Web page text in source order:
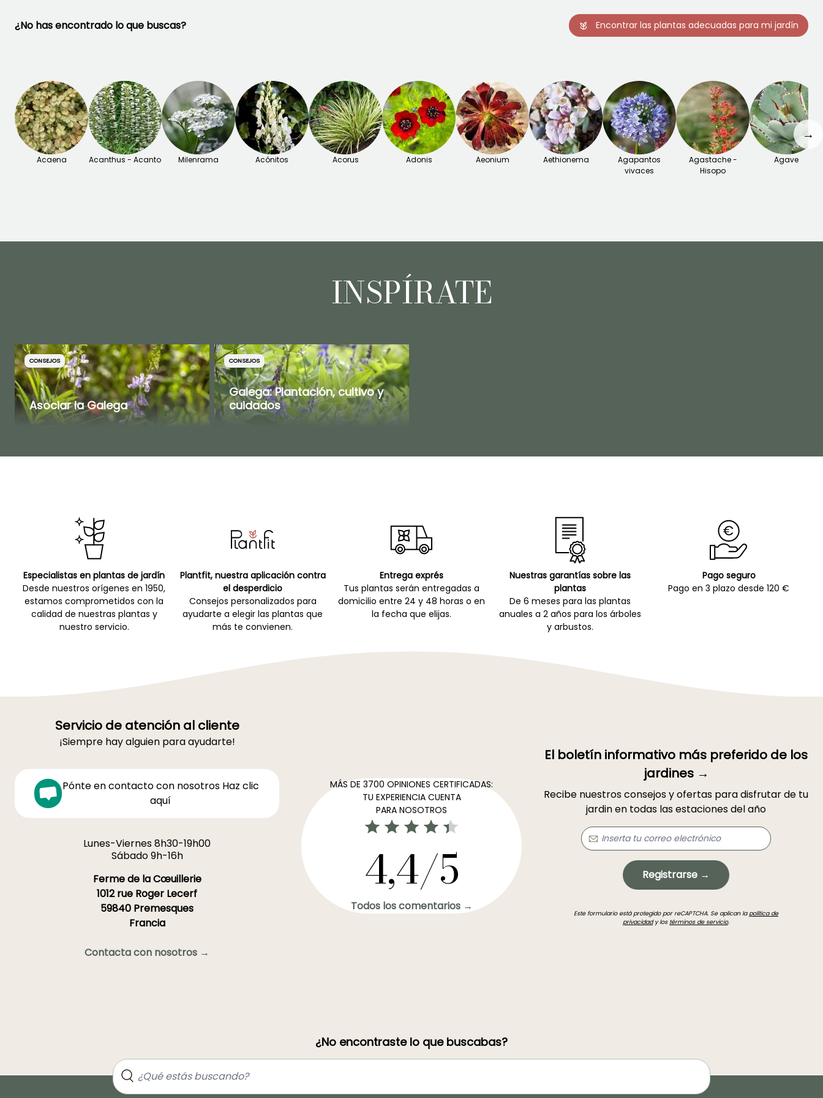
siembran fácilmente y se
Consulte también nuestro
artículo"Galega:
Plantación, cultivo y
mantenimiento"
¿No has encontrado lo que buscas? Encontrar las plantas adecuadas para mi jardín
Acaena Acanthus - Acanto Milenrama Acónitos Acorus Adonis Aeonium Aethionema
Agapantos
vivaces
Agastache -
Hisopo
Agave
→
INSPÍRATE
CONSEJOS
Asociar la Galega
CONSEJOS
Galega: Plantación, cultivo y
cuidados
Especialistas en plantas de jardín
Desde nuestros orígenes en 1950,
estamos comprometidos con la
calidad de nuestras plantas y
nuestro servicio.
Plantfit, nuestra aplicación contra
el desperdicio
Consejos personalizados para
ayudarte a elegir las plantas que
más te convienen.
Entrega exprés
Tus plantas serán entregadas a
domicilio entre 24 y 48 horas o en
la fecha que elijas.
Nuestras garantías sobre las
plantas
De 6 meses para las plantas
anuales a 2 años para los árboles
y arbustos.
Pago seguro
Pago en 3 plazo desde 120 €
Servicio de atención al cliente
¡Siempre hay alguien para ayudarte!
Pónte en contacto con nosotros Haz clic
aquí
Lunes-Viernes 8h30-19h00
Sábado 9h-16h
Ferme de la Cœuillerie
1012 rue Roger Lecerf
59840 Premesques
Francia
Contacta con nosotros →
MÁS DE 3700 OPINIONES CERTIFICADAS:
TU EXPERIENCIA CUENTA
PARA NOSOTROS
4,4/5
Todos los comentarios →
El boletín informativo más preferido de los
jardines →
Recibe nuestros consejos y ofertas para disfrutar de tu
jardin en todas las estaciones del año
Registrarse →
Este formulario está protegido por reCAPTCHA. Se aplican lapolítica de
privacidady los términos de servicio.
¿No encontraste lo que buscabas?